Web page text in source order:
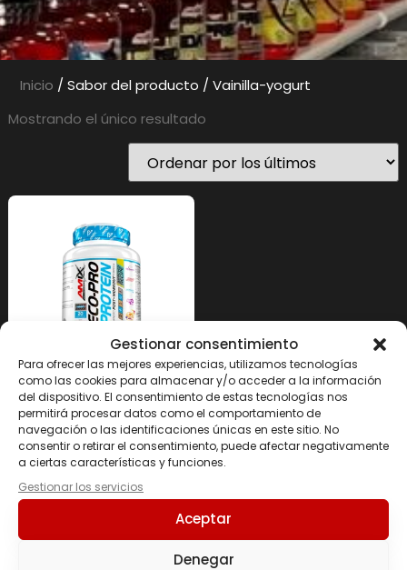
Gestionar consentimiento
Para ofrecer las mejores experiencias, utilizamos tecnologías
como las cookies para almacenar y/o acceder a la información
del dispositivo. El consentimiento de estas tecnologías nos
permitirá procesar datos como el comportamiento de
navegación o las identificaciones únicas en este sitio. No
consentir o retirar el consentimiento, puede afectar negativamente
a ciertas características y funciones.
Gestionar los servicios
Aceptar
Denegar
Inicio / Sabor del producto / Vainilla-yogurt
Mostrando el único resultado
RECO-PRO
26.30€-42.90€
Seleccionar
opciones